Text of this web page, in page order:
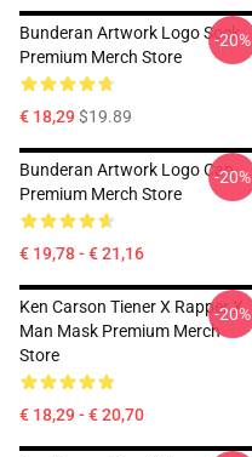
Bunderan Artwork Logo Sock
Premium Merch Store
€ 18,29$19.89
-20%
Bunderan Artwork Logo Cap
Premium Merch Store
€ 19,78 - € 21,16
-20%
Ken Carson Tiener X Rapper X
Man Mask Premium Merch
Store
€ 18,29 - € 20,70
-20%